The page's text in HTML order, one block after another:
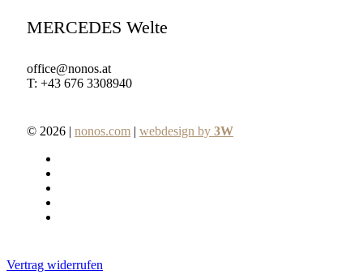
MERCEDES Welte
office@nonos.at
T: +43 676 3308940
© 2026 | nonos.com | webdesign by 3W
Vertrag widerrufen